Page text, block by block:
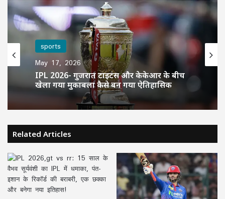
sports
May 17, 2026
IPL 2026- गुजरात टाइटंस और केकेआर के बीच
sports
April 5, 2026
IPL 2026 Ashok sharma- किसान के बेटे
154.2 kmph की स्पीड देख दंग रह गए दिग्गज
Related Articles